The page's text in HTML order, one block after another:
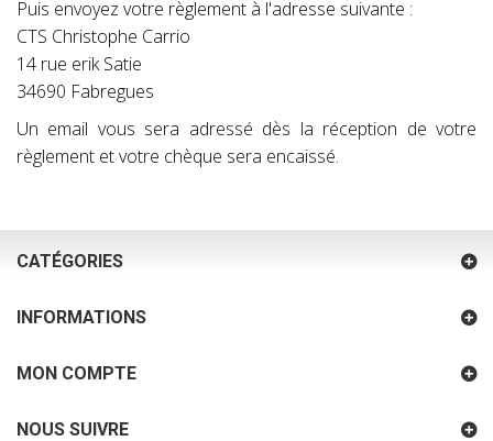
Puis envoyez votre règlement à l'adresse suivante :
CTS Christophe Carrio
14 rue erik Satie
34690 Fabregues
Un email vous sera adressé dès la réception de votre
règlement et votre chèque sera encaissé.
CATÉGORIES
INFORMATIONS
MON COMPTE
NOUS SUIVRE